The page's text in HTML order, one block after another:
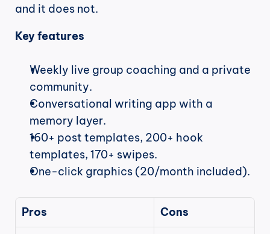
and it does not.
Key features
Weekly live group coaching and a private
community.
Conversational writing app with a
memory layer.
160+ post templates, 200+ hook
templates, 170+ swipes.
One-click graphics (20/month included).
Pros Cons